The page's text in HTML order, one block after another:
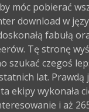
móc pobierać
download w
fabułą
Tę stronę
szukać czegoś
lat.
ekipy wykonała
i aż